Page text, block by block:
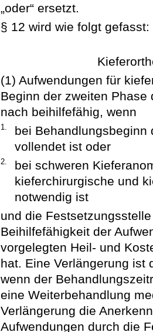
„oder“ ersetzt.
§ 12 wird wie folgt gefasst:
(1) Aufwendungen für
Beginn der zweiten
nach beihilfefähig, wenn
1.
bei
vollendet ist oder
2.
bei schweren
kieferchirurgische und
notwendig ist
und die
Beihilfefähigkeit der
vorgelegten Heil- und
hat. Eine Verlängerung ist
wenn der
eine Weiterbehandlung
Verlängerung die
Aufwendungen durch die